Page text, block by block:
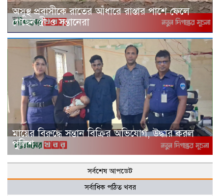
অসুস্থ প্রবাসীকে রাতের আঁধারে রাস্তার পাশে ফেলে
গেছেন স্ত্রী ও সন্তানেরা
মায়ের বিরুদ্ধে সন্তান বিক্রির অভিযোগ, উদ্ধার করল
পুলিশ
সর্বশেষ আপডেট
সর্বাধিক পঠিত খবর